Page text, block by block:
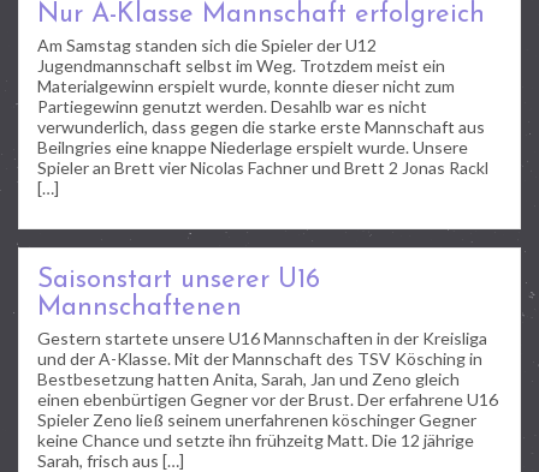
Nur A-Klasse Mannschaft erfolgreich
Am Samstag standen sich die Spieler der U12
Jugendmannschaft selbst im Weg. Trotzdem meist ein
Materialgewinn erspielt wurde, konnte dieser nicht zum
Partiegewinn genutzt werden. Desahlb war es nicht
verwunderlich, dass gegen die starke erste Mannschaft aus
Beilngries eine knappe Niederlage erspielt wurde. Unsere
Spieler an Brett vier Nicolas Fachner und Brett 2 Jonas Rackl
[…]
Saisonstart unserer U16
Mannschaftenen
Gestern startete unsere U16 Mannschaften in der Kreisliga
und der A-Klasse. Mit der Mannschaft des TSV Kösching in
Bestbesetzung hatten Anita, Sarah, Jan und Zeno gleich
einen ebenbürtigen Gegner vor der Brust. Der erfahrene U16
Spieler Zeno ließ seinem unerfahrenen köschinger Gegner
keine Chance und setzte ihn frühzeitg Matt. Die 12 jährige
Sarah, frisch aus […]